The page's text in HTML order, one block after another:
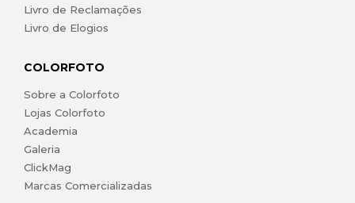
Livro de Reclamações
Livro de Elogios
COLORFOTO
Sobre a Colorfoto
Lojas Colorfoto
Academia
Galeria
ClickMag
Marcas Comercializadas